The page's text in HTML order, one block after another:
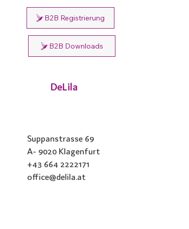
B2B Registrierung
B2B Downloads
DeLila
Suppanstrasse 69
A- 9020 Klagenfurt
+43 664 2222171
office@delila.at